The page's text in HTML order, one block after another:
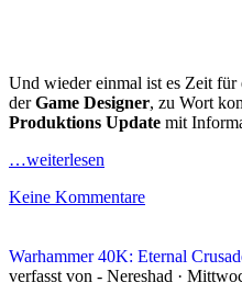
Und wieder einmal ist es Zeit für
derGame Designer, zu Wort
Produktions Update mit
…weiterlesen
Keine Kommentare
Warhammer 40K: Eternal
verfasst von - Nereshad ·